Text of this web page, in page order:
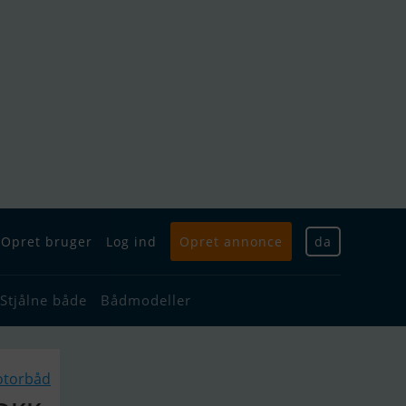
Opret bruger Log ind Opret annonce da
Stjålne både Bådmodeller